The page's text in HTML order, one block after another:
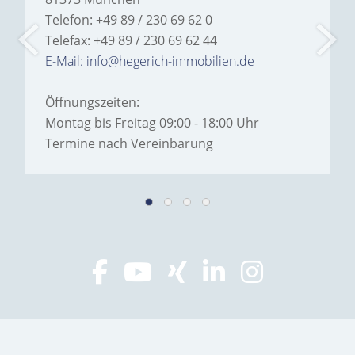
Telefon: +49 89 / 230 69 62 0
Telefax: +49 89 / 230 69 62 44
E-Mail: info@hegerich-immobilien.de
Öffnungszeiten:
Montag bis Freitag 09:00 - 18:00 Uhr
Termine nach Vereinbarung